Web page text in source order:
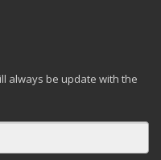
always be update with the